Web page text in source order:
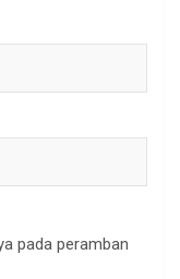
pada peramban